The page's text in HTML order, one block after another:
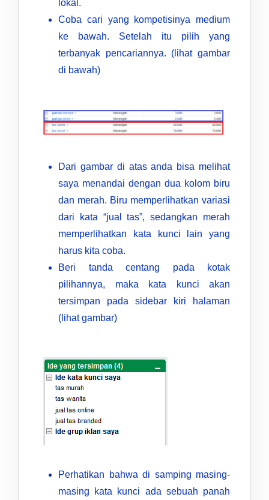
lokal.
Coba cari yang kompetisinya medium
ke bawah. Setelah itu pilih yang
terbanyak pencariannya. (lihat gambar
di bawah)
Dari gambar di atas anda bisa melihat
saya menandai dengan dua kolom biru
dan merah. Biru memperlihatkan variasi
dari kata “jual tas”, sedangkan merah
memperlihatkan kata kunci lain yang
harus kita coba.
Beri tanda centang pada kotak
pilihannya, maka kata kunci akan
tersimpan pada sidebar kiri halaman
(lihat gambar)
Perhatikan bahwa di samping masing-
masing kata kunci ada sebuah panah